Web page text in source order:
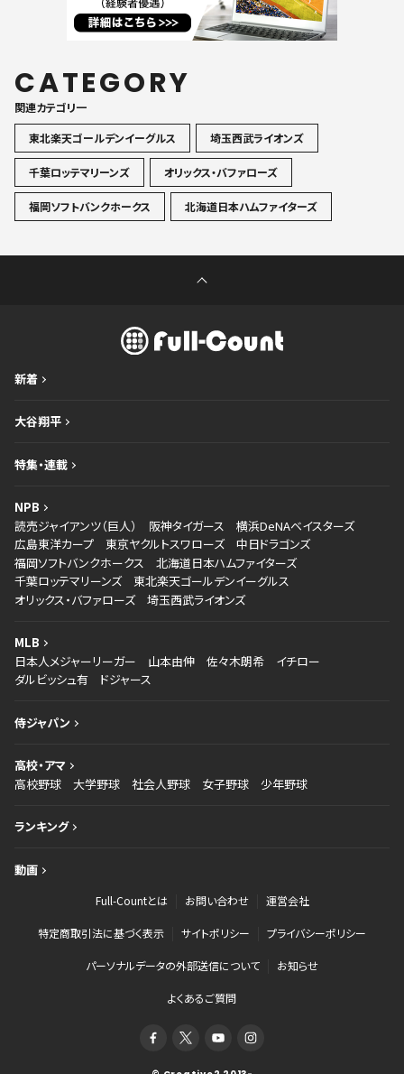
CATEGORY
関連カテゴリ一
東北楽天ゴールデンイーグルス
埼玉西武ライオンズ
千葉ロッテマリーンズ オリックス・バファローズ
福岡ソフトバンクホークス 北海道日本ハムファイターズ
新着
大谷翔平
特集・連載
NPB
読売ジャイアンツ（巨人）
阪神タイガース
横浜DeNAベイスターズ
広島東洋カープ
東京ヤクルトスワローズ
中日ドラゴンズ
福岡ソフトバンクホークス
北海道日本ハムファイターズ
千葉ロッテマリーンズ
東北楽天ゴールデンイーグルス
オリックス・バファローズ
埼玉西武ライオンズ
MLB
日本人メジャーリーガー
山本由伸 佐々木朗希
イチロー
ダルビッシュ有
ドジャース
侍ジャパン
高校・アマ
高校野球
大学野球 社会人野球 女子野球 少年野球
ランキング
動画
Full-Countとは お問い合わせ 運営会社
特定商取引法に基づく表示 サイトポリシー プライバシーポリシー
パーソナルデータの外部送信について お知らせ
よくあるご質問